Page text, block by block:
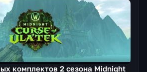
комплектов 2 сезона Midnight